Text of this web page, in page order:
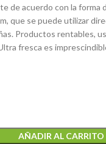
de acuerdo con la forma
que se puede utilizar
Productos rentables,
fresca es
AÑADIR AL CARRITO